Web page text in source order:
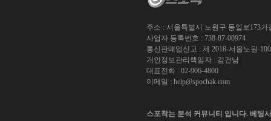
주소 : 서울특별시 노원구 동일로173가
사업자 등록번호 : 738-87-00974
통신판매업신고 : 제 2018-서울노원-
개인정보관리책임자 : 김건남
대표전화 : 02-906-4800
이메일 : help@spochak.com
스포착는 분석 커뮤니티 입니다. 베팅